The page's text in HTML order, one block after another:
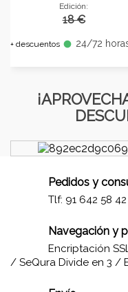
Edición:
18 €
+ descuentos fiber_manual_record 24/72
Pedidos y
Tlf: 91 642 58
Navegación y
Encriptación
/ SeQura Divide en 3 /